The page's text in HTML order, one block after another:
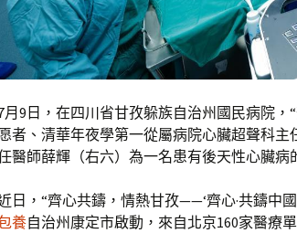
月9日，在四川省甘孜躲族自治州國民病院，
者、清華年夜學第一從屬病院心臟超聲科
醫師薛輝（右六）為一名患有後天性心臟病
日，“齊心共鑄，情熱甘孜——‘齊心·共鑄中
養自治州康定市啟動，來自北京160家醫療